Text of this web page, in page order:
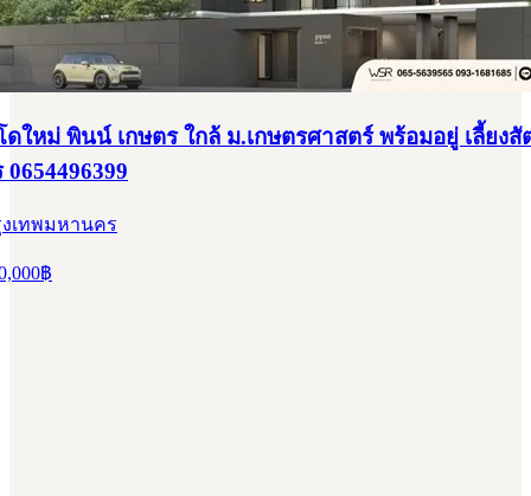
ใหม่ พินน์ เกษตร ใกล้ ม.เกษตรศาสตร์ พร้อมอยู่ เลี้ยงสั
0654496399
เทพมหานคร
฿